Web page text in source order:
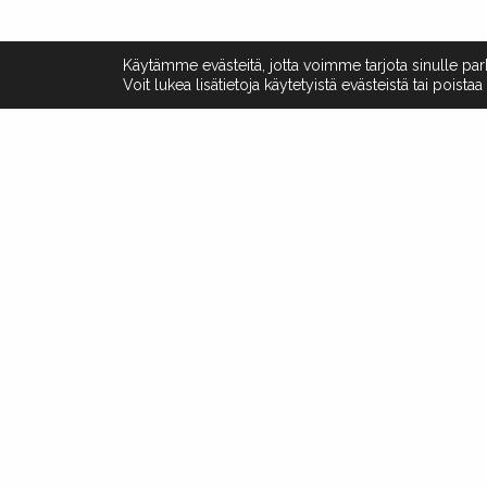
Käytämme evästeitä, jotta voimme tarjota sinulle
Voit lukea lisätietoja käytetyistä evästeistä tai